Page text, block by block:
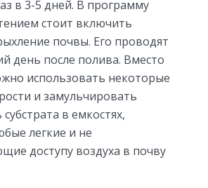
в 3-5 дней. В программу
стоит включить
почвы. Его проводят
день после полива. Вместо
использовать некоторые
и замульчировать
в емкостях,
легкие и не
доступу воздуха в почву